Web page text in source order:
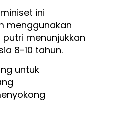
ini
menggunakan
menunjukkan
8-10 tahun.
untuk